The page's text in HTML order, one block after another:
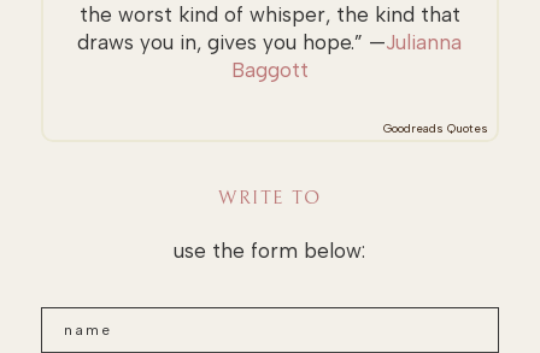
the worst kind of whisper, the kind that
draws you in, gives you hope.” —Julianna
Baggott
Goodreads Quotes
WRITE TO
use the form below: